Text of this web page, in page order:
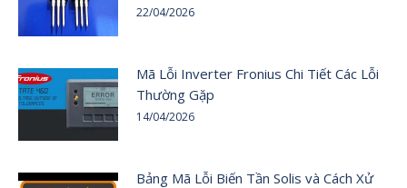
22/04/2026
Mã Lỗi Inverter Fronius Chi Tiết Các Lỗi
Thường Gặp
14/04/2026
Bảng Mã Lỗi Biến Tần Solis và Cách Xử